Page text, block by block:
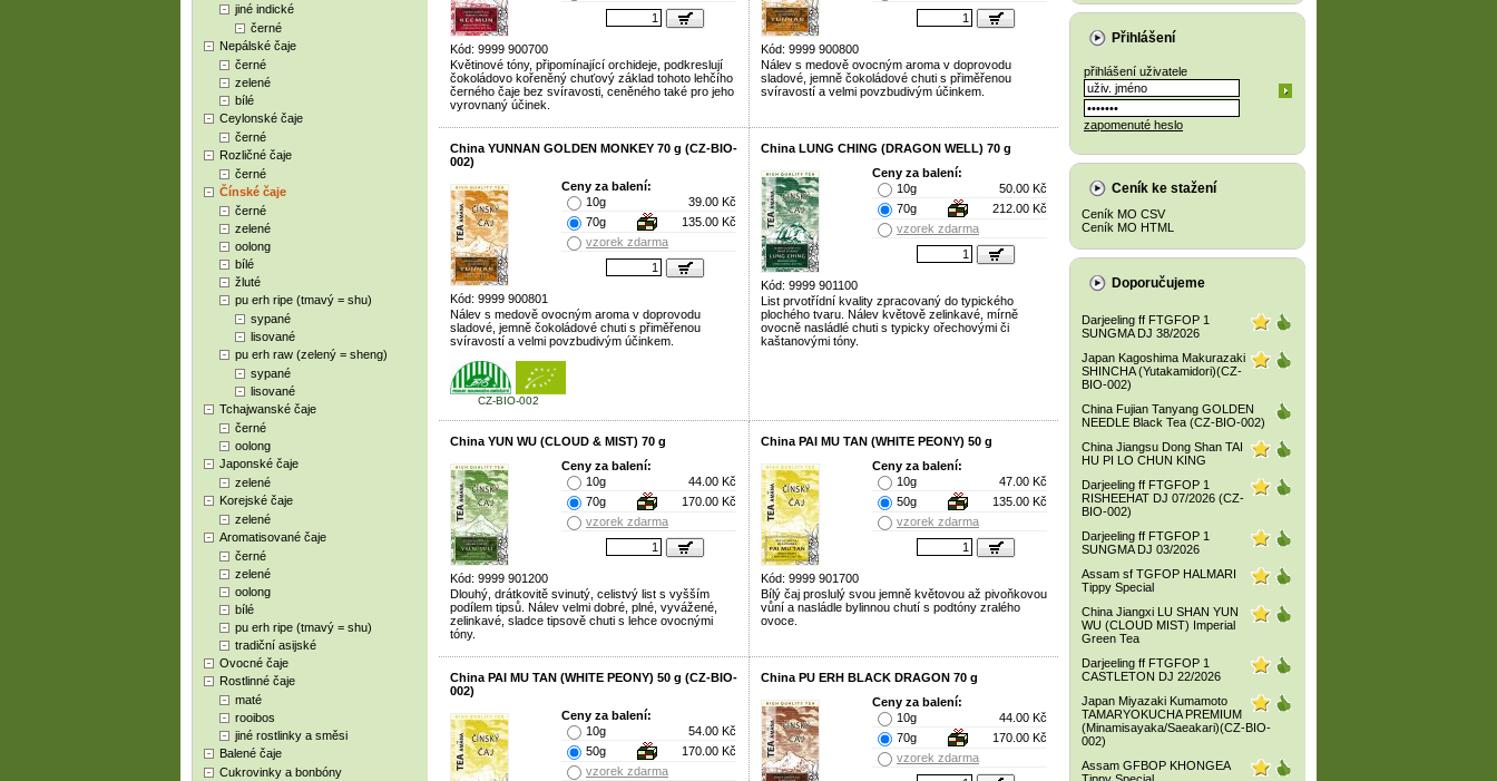
jiné indické
černé
Nepálské čaje
černé
zelené
bílé
Ceylonské čaje
černé
Rozličné čaje
černé
Čínské čaje
černé
zelené
oolong
bílé
žluté
pu erh ripe (tmavý = shu)
sypané
lisované
pu erh raw (zelený = sheng)
sypané
lisované
Tchajwanské čaje
černé
oolong
Japonské čaje
zelené
Korejské čaje
zelené
Aromatisované čaje
černé
zelené
oolong
bílé
pu erh ripe (tmavý = shu)
tradiční asijské
Ovocné čaje
Rostlinné čaje
maté
rooibos
jiné rostlinky a směsi
Balené čaje
Cukrovinky a bonbóny
Kód: 9999 900700
Květinové tóny, připomínající orchideje, podkreslují
čokoládovo kořeněný chuťový základ tohoto lehčího
černého čaje bez svíravosti, ceněného také pro jeho
vyrovnaný účinek.
Kód: 9999 900800
Nálev s medově ovocným aroma v doprovodu
sladové, jemně čokoládové chuti s přiměřenou
svíravostí a velmi povzbudivým účinkem.
China YUNNAN GOLDEN MONKEY 70 g (CZ-BIO-
002)
Kód: 9999 900801
Ceny za balení:
10g
39.00 Kč
70g
135.00 Kč
vzorek zdarma
Nálev s medově ovocným aroma v doprovodu
sladové, jemně čokoládové chuti s přiměřenou
svíravostí a velmi povzbudivým účinkem.
CZ-BIO-002
China LUNG CHING (DRAGON WELL) 70 g
Kód: 9999 901100
Ceny za balení:
10g
50.00 Kč
70g
212.00 Kč
vzorek zdarma
List prvotřídní kvality zpracovaný do typického
plochého tvaru. Nálev květově zelinkavé, mírně
ovocně nasládlé chuti s typicky ořechovými či
kaštanovými tóny.
China YUN WU (CLOUD & MIST) 70 g
Kód: 9999 901200
Ceny za balení:
10g
44.00 Kč
70g
170.00 Kč
vzorek zdarma
Dlouhý, drátkovitě svinutý, celistvý list s vyšším
podílem tipsů. Nálev velmi dobré, plné, vyvážené,
zelinkavé, sladce tipsově chuti s lehce ovocnými
tóny.
China PAI MU TAN (WHITE PEONY) 50 g
Kód: 9999 901700
Ceny za balení:
10g
47.00 Kč
50g
135.00 Kč
vzorek zdarma
Bílý čaj proslulý svou jemně květovou až pivoňkovou
vůní a nasládle bylinnou chutí s podtóny zralého
ovoce.
China PAI MU TAN (WHITE PEONY) 50 g (CZ-BIO-
002)
Ceny za balení:
10g
54.00 Kč
50g
170.00 Kč
vzorek zdarma
China PU ERH BLACK DRAGON 70 g
Ceny za balení:
10g
44.00 Kč
70g
170.00 Kč
vzorek zdarma
Přihlášení
přihlášení uživatele
zapomenuté heslo
Ceník ke stažení
Ceník MO CSV
Ceník MO HTML
Doporučujeme
Darjeeling ff FTGFOP 1
SUNGMA DJ 38/2026
Japan Kagoshima Makurazaki
SHINCHA (Yutakamidori)(CZ-
BIO-002)
China Fujian Tanyang GOLDEN
NEEDLE Black Tea (CZ-BIO-002)
China Jiangsu Dong Shan TAI
HU PI LO CHUN KING
Darjeeling ff FTGFOP 1
RISHEEHAT DJ 07/2026 (CZ-
BIO-002)
Darjeeling ff FTGFOP 1
SUNGMA DJ 03/2026
Assam sf TGFOP HALMARI
Tippy Special
China Jiangxi LU SHAN YUN
WU (CLOUD MIST) Imperial
Green Tea
Darjeeling ff FTGFOP 1
CASTLETON DJ 22/2026
Japan Miyazaki Kumamoto
TAMARYOKUCHA PREMIUM
(Minamisayaka/Saeakari)(CZ-BIO-
002)
Assam GFBOP KHONGEA